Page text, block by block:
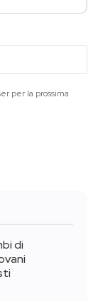
per la prossima
di